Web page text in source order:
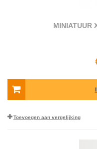
MINIATUUR
Toevoegen aan vergelijking